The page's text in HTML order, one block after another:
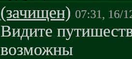
(зачищен) 07:31, 16/
Видите
возможны